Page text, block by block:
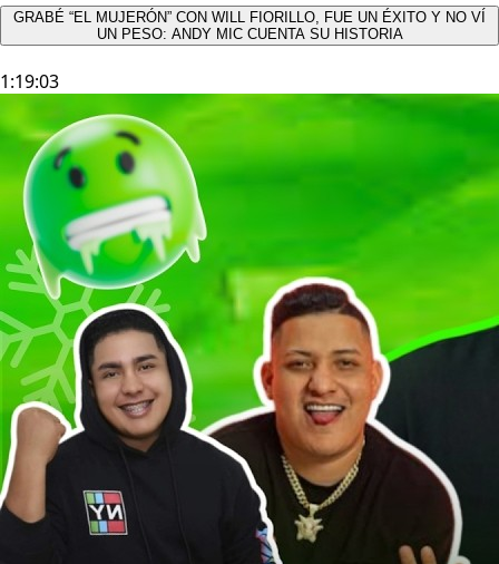
GRABÉ “EL MUJERÓN” CON WILL FIORILLO, FUE UN ÉXITO Y NO VÍ
UN PESO: ANDY MIC CUENTA SU HISTORIA
1:19:03